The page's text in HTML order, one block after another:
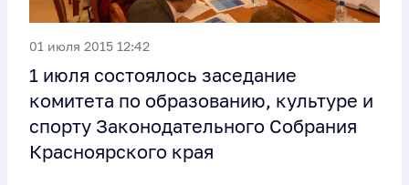
01 июля 2015 12:42
1 июля состоялось заседание
комитета по образованию, культуре и
спорту Законодательного Собрания
Красноярского края